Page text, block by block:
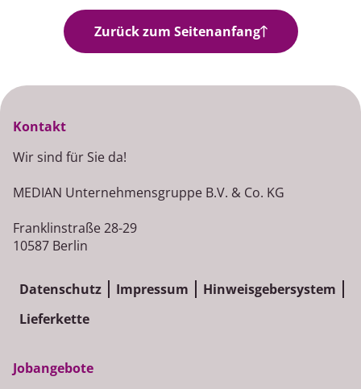
Zurück zum Seitenanfang
Kontakt
Wir sind für Sie da!
MEDIAN Unternehmensgruppe B.V. & Co. KG
Franklinstraße 28-29
10587 Berlin
Datenschutz Impressum
Hinweisgebersystem
Lieferkette
Jobangebote